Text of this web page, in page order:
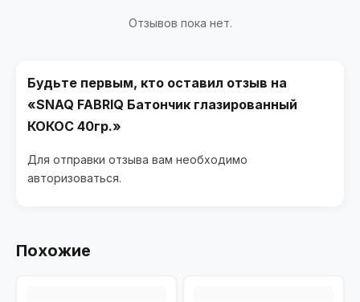
Отзывов пока нет.
Будьте первым, кто оставил отзыв на
«SNAQ FABRIQ Батончик глазированный
КОКОС 40гр.»
Для отправки отзыва вам необходимо
авторизоваться.
Похожие